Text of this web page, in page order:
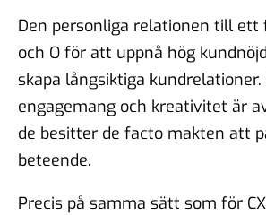
Den personliga relationen till ett
och O för att uppnå hög
skapa långsiktiga
engagemang och kreativitet är
de besitter de facto makten att
beteende.
Precis på samma sätt som för